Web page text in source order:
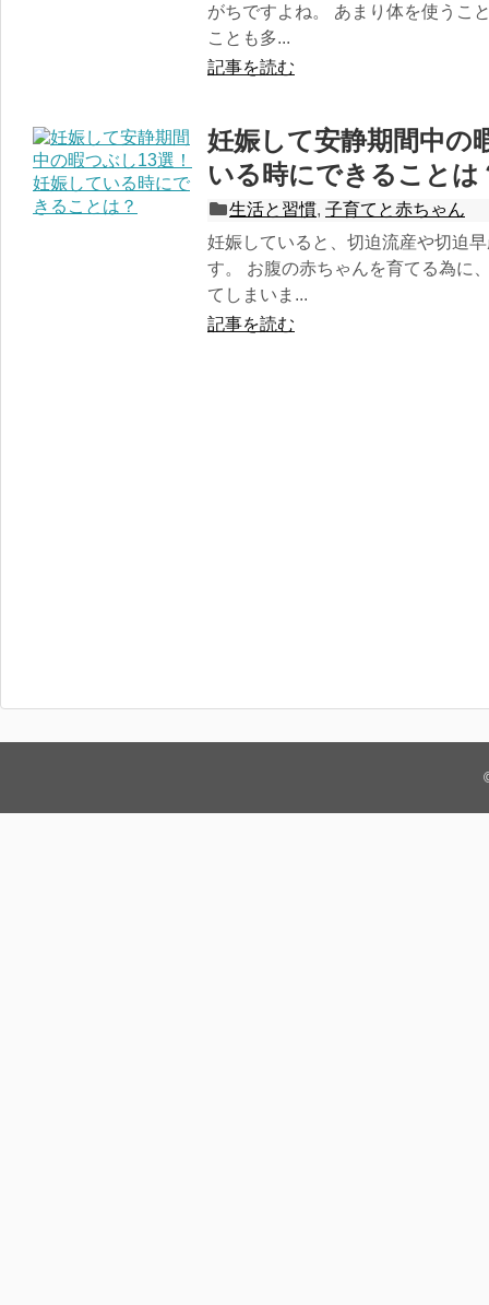
がちですよね。 あまり体を使うこ
ことも多...
記事を読む
妊娠して安静期間中の
いる時にできることは
生活と習慣, 子育てと赤ちゃん
妊娠していると、切迫流産や切迫
す。 お腹の赤ちゃんを育てる為に
てしまいま...
記事を読む